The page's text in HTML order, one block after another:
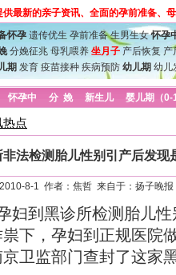
最新的亲子资讯、全面的孕前准备、
怀孕 遗传优生 孕前准备 生男生女 怀孕
分娩征兆 母乳喂养 坐月子 产后恢复 产
期 发育 疫苗接种 疾病预防 幼儿期 幼儿
怀孕中 分 娩 新生儿 婴儿期（0-
热点
非法检测胎儿性别引产后发现
2010-8-1 作者：焦哲 来自于：扬子晚报
到黑诊所检测胎儿性
下，孕妇到正规医院
卫监部门查封了这家